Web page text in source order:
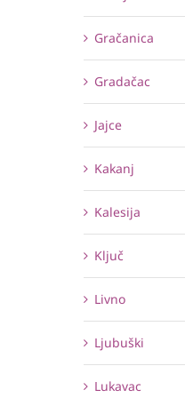
Gračanica
Gradačac
Jajce
Kakanj
Kalesija
Ključ
Livno
Ljubuški
Lukavac